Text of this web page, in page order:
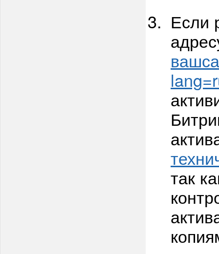
Если
так